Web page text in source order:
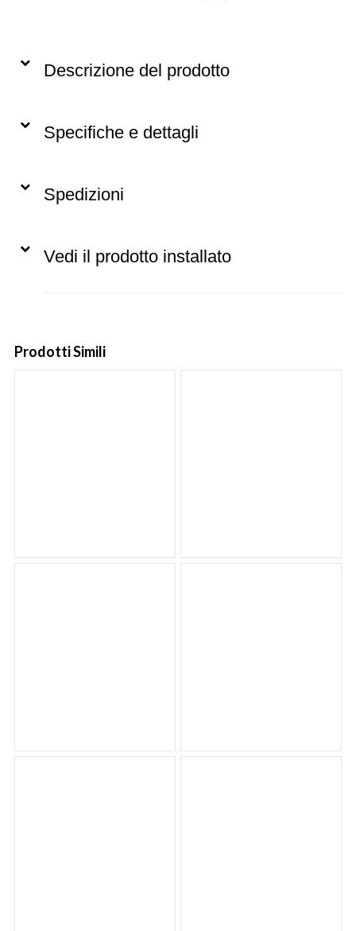
Descrizione del prodotto
Specifiche e dettagli
Spedizioni
Vedi il prodotto installato
Prodotti Simili